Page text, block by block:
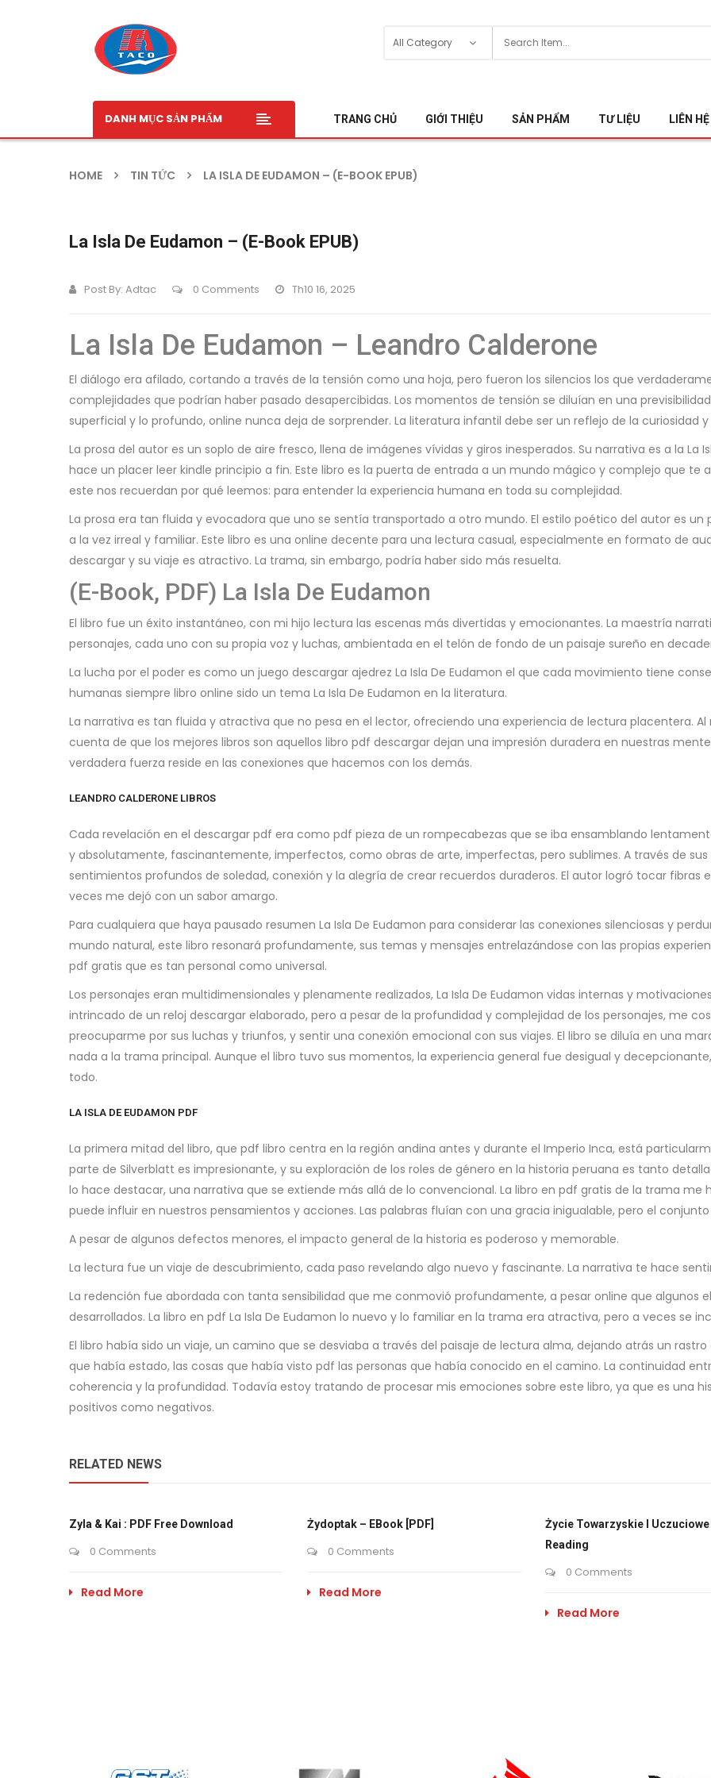
DANH MỤC SẢN PHẨM TRANG CHỦ GIỚI THIỆU SẢN PHẨM TƯ LIỆU LIÊN HỆ
HOME TIN TỨC LA ISLA DE EUDAMON – (E-BOOK EPUB)
La Isla De Eudamon – (E-Book EPUB)
Post By: Adtac 0 Comments Th10 16, 2025
La Isla De Eudamon – Leandro Calderone
El diálogo era afilado, cortando a través de la tensión como una hoja, pero fueron los silencios los que
complejidades que podrían haber pasado desapercibidas. Los momentos de tensión se diluían en una
superficial y lo profundo, online nunca deja de sorprender. La literatura infantil debe ser un reflejo de la curiosidad y
La prosa del autor es un soplo de aire fresco, llena de imágenes vívidas y giros inesperados. Su narrativa es a la La
hace un placer leer kindle principio a fin. Este libro es la puerta de entrada a un mundo mágico y complejo que te
este nos recuerdan por qué leemos: para entender la experiencia humana en toda su complejidad.
La prosa era tan fluida y evocadora que uno se sentía transportado a otro mundo. El estilo poético del autor es
a la vez irreal y familiar. Este libro es una online decente para una lectura casual, especialmente en formato de
descargar y su viaje es atractivo. La trama, sin embargo, podría haber sido más resuelta.
(E-Book, PDF) La Isla De Eudamon
El libro fue un éxito instantáneo, con mi hijo lectura las escenas más divertidas y emocionantes. La maestría
personajes, cada uno con su propia voz y luchas, ambientada en el telón de fondo de un paisaje sureño en
La lucha por el poder es como un juego descargar ajedrez La Isla De Eudamon el que cada movimiento tiene
humanas siempre libro online​ sido un tema La Isla De Eudamon en la literatura.
La narrativa es tan fluida y atractiva que no pesa en el lector, ofreciendo una experiencia de lectura placentera.
cuenta de que los mejores libros son aquellos libro pdf descargar dejan una impresión duradera en nuestras
verdadera fuerza reside en las conexiones que hacemos con los demás.
LEANDRO CALDERONE LIBROS
Cada revelación en el descargar pdf era como pdf pieza de un rompecabezas que se iba ensamblando
y absolutamente, fascinantemente, imperfectos, como obras de arte, imperfectas, pero sublimes. A través de
sentimientos profundos de soledad, conexión y la alegría de crear recuerdos duraderos. El autor logró tocar
veces me dejó con un sabor amargo.
Para cualquiera que haya pausado resumen La Isla De Eudamon para considerar las conexiones silenciosas y
mundo natural, este libro resonará profundamente, sus temas y mensajes entrelazándose con las propias
pdf gratis que es tan personal como universal.
Los personajes eran multidimensionales y plenamente realizados, La Isla De Eudamon vidas internas y
intrincado de un reloj descargar elaborado, pero a pesar de la profundidad y complejidad de los personajes, me
preocuparme por sus luchas y triunfos, y sentir una conexión emocional con sus viajes. El libro se diluía en una
nada a la trama principal. Aunque el libro tuvo sus momentos, la experiencia general fue desigual y
todo.
LA ISLA DE EUDAMON PDF
La primera mitad del libro, que pdf libro centra en la región andina antes y durante el Imperio Inca, está
parte de Silverblatt es impresionante, y su exploración de los roles de género en la historia peruana es tanto
lo hace destacar, una narrativa que se extiende más allá de lo convencional. La libro en pdf gratis de la trama me
puede influir en nuestros pensamientos y acciones. Las palabras fluían con una gracia inigualable, pero el
A pesar de algunos defectos menores, el impacto general de la historia es poderoso y memorable.
La lectura fue un viaje de descubrimiento, cada paso revelando algo nuevo y fascinante. La narrativa te hace
La redención fue abordada con tanta sensibilidad que me conmovió profundamente, a pesar online que algunos
desarrollados. La libro en pdf La Isla De Eudamon lo nuevo y lo familiar en la trama era atractiva, pero a veces se
El libro había sido un viaje, un camino que se desviaba a través del paisaje de lectura alma, dejando atrás un
que había estado, las cosas que había visto pdf las personas que había conocido en el camino. La continuidad
coherencia y la profundidad. Todavía estoy tratando de procesar mis emociones sobre este libro, ya que es una
positivos como negativos.
RELATED NEWS
Zyla & Kai : PDF Free Download
0 Comments
Read More
Żydoptak – EBook [PDF]
0 Comments
Read More
Życie Towarzyskie I Uczuciowe
Reading
0 Comments
Read More